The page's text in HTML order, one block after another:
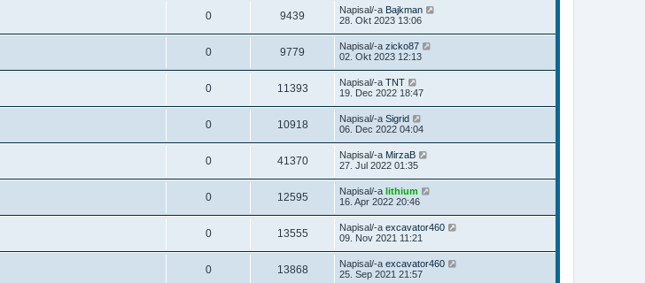
0 9439 Napisal/-a Bajkman
28. Okt 2023 13:06
0 9779 Napisal/-a zicko87
02. Okt 2023 12:13
0 11393 Napisal/-a TNT
19. Dec 2022 18:47
0 10918 Napisal/-a Sigrid
06. Dec 2022 04:04
0 41370 Napisal/-a MirzaB
27. Jul 2022 01:35
0 12595 Napisal/-a lithium
16. Apr 2022 20:46
0 13555 Napisal/-a excavator460
09. Nov 2021 11:21
0 13868 Napisal/-a excavator460
25. Sep 2021 21:57